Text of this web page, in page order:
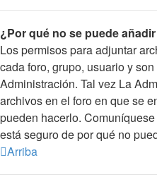
¿Por qué no se puede
Los permisos para adjuntar
cada foro, grupo, usuario y
Administración. Tal vez La
archivos en el foro en que se
pueden hacerlo.
está seguro de por qué no
Arriba